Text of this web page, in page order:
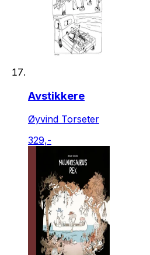
Avstikkere
Øyvind Torseter
329,-